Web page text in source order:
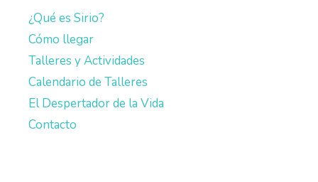
¿Qué es Sirio?
Cómo llegar
Talleres y Actividades
Calendario de Talleres
El Despertador de la Vida
Contacto